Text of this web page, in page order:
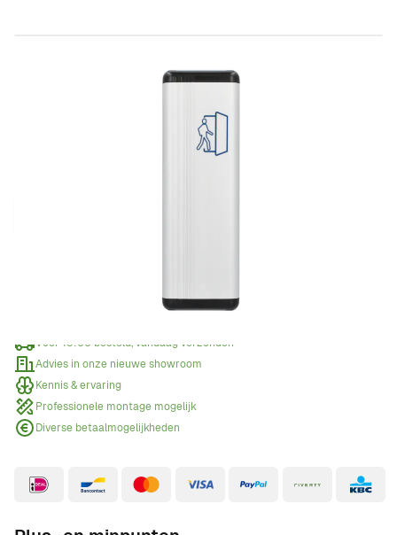
Wanneer een offerte aanvragen?
Voor 15:00 besteld, vandaag verzonden
Advies in onze nieuwe showroom
Kennis & ervaring
Professionele montage mogelijk
Diverse betaalmogelijkheden